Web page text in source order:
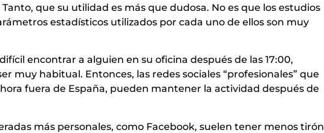
que su utilidad es más que dudosa. No es que los estudios
estadísticos utilizados por cada uno de ellos son muy
encontrar a alguien en su oficina después de las 17:00,
muy habitual. Entonces, las redes sociales “profesionales” que
fuera de España, pueden mantener la actividad después de
más personales, como Facebook, suelen tener menos tirón